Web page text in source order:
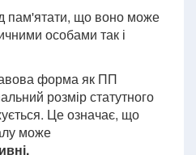
пам'ятати, що воно може
особами так і
форма як ПП
розмір статутного
Це означає, що
може